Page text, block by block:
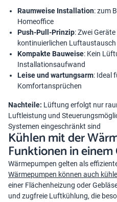
Raumweise Installation: zum
Homeoffice
Push-Pull-Prinzip: Zwei
kontinuierlichen Luftaustausch
Kompakte Bauweise: Kein
Installationsaufwand
Leise und wartungsarm: Ideal
Komfortansprüchen
Nachteile: Lüftung erfolgt nur
Luftleistung und
Systemen eingeschränkt sind
Kühlen mit der
Funktionen in einem
Wärmepumpen gelten als
Wärmepumpen können auch
einer Flächenheizung oder
und zugfreie Luftkühlung, die